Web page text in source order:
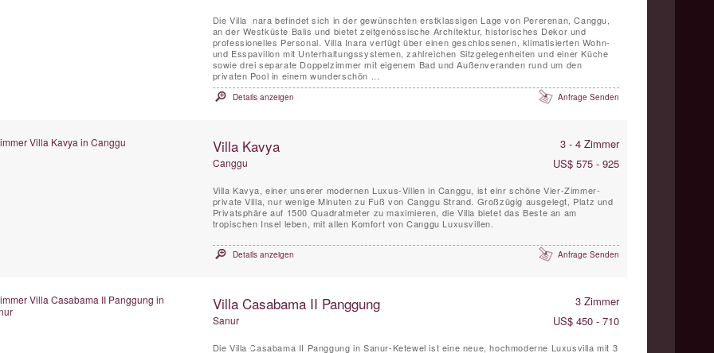
Die Villa Inara befindet sich in der gewünschten erstklassigen Lage von Pererenan, Canggu,
an der Westküste Balis und bietet zeitgenössische Architektur, historisches Dekor und
professionelles Personal. Villa Inara verfügt über einen geschlossenen, klimatisierten Wohn-
und Esspavillon mit Unterhaltungssystemen, zahlreichen Sitzgelegenheiten und einer Küche
sowie drei separate Doppelzimmer mit eigenem Bad und Außenveranden rund um den
privaten Pool in einem wunderschön ...
Details anzeigen Anfrage Senden
Villa Kavya 3 - 4 Zimmer
Canggu US$ 575 - 925
Villa Kavya, einer unserer modernen Luxus-Villen in Canggu, ist einr schöne Vier-Zimmer-
private Villa, nur wenige Minuten zu Fuß von Canggu Strand. Großzügig ausgelegt, Platz und
Privatsphäre auf 1500 Quadratmeter zu maximieren, die Villa bietet das Beste an am
tropischen Insel leben, mit allen Komfort von Canggu Luxusvillen.
Details anzeigen Anfrage Senden
Villa Casabama II Panggung 3 Zimmer
Sanur US$ 450 - 710
Die Villa Casabama II Panggung in Sanur-Ketewel ist eine neue, hochmoderne Luxusvilla mit 3